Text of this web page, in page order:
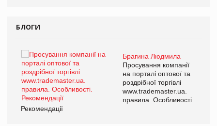
БЛОГИ
Брагина Людмила
Просування компанії
на порталі оптової та
роздрібної торгівлі
www.trademaster.ua.
правила. Особливості.
Рекомендації